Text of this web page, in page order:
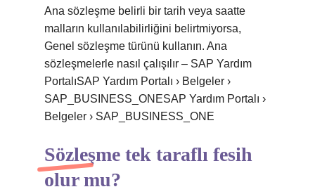
Ana sözleşme belirli bir tarih veya saatte
malların kullanılabilirliğini belirtmiyorsa,
Genel sözleşme türünü kullanın. Ana
sözleşmelerle nasıl çalışılır – SAP Yardım
PortalıSAP Yardım Portalı › Belgeler ›
SAP_BUSINESS_ONESAP Yardım Portalı ›
Belgeler › SAP_BUSINESS_ONE
Sözleşme tek taraflı fesih
olur mu?